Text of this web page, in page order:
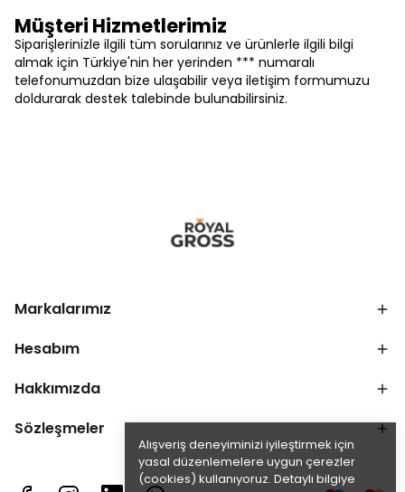
Alışveriş deneyiminizi iyileştirmek için
yasal düzenlemelere uygun çerezler
(cookies) kullanıyoruz. Detaylı bilgiye
Müşteri Hizmetlerimiz
Siparişlerinizle ilgili tüm sorularınız ve ürünlerle ilgili bilgi
almak için Türkiye'nin her yerinden *** numaralı
telefonumuzdan bize ulaşabilir veya iletişim formumuzu
doldurarak destek talebinde bulunabilirsiniz.
Markalarımız
Hesabım
Hakkımızda
Sözleşmeler